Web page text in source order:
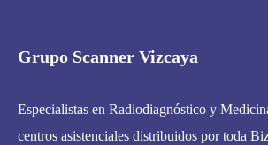
Grupo Scanner Vizcaya
Especialistas en Radiodiagnóstico y
centros asistenciales distribuidos por toda